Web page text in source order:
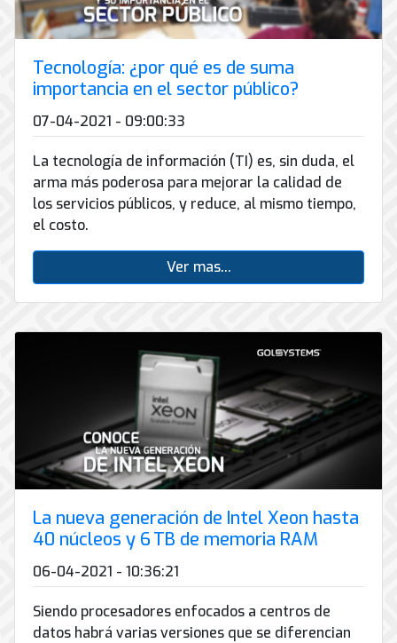
INFRAESTRUCTURA
Soporte
Remoto
y
Sitio
Sistemas
CONTPAQi
Hiperconvergencia
de
Correo
conmutadores
IP
análogos
Enlaces
Inalámbricos
Instalación
y
Mantenimiento
de
Torres
Equipos
y
peatonal
Automatización
y
Domótica
TV
e
Interfonos
Energía
UPS
y
Conector
de
envío
Antispam
Conmutador
en
la
nube
Servicios
de
&
Almacenamiento
Tecnología: ¿por qué es de suma
importancia en el sector público?
07-04-2021 - 09:00:33
La tecnología de información (TI) es, sin duda, el
arma más poderosa para mejorar la calidad de
los servicios públicos, y reduce, al mismo tiempo,
el costo.
Ver mas...
La nueva generación de Intel Xeon hasta
40 núcleos y 6 TB de memoria RAM
06-04-2021 - 10:36:21
Siendo procesadores enfocados a centros de
datos habrá varias versiones que se diferencian